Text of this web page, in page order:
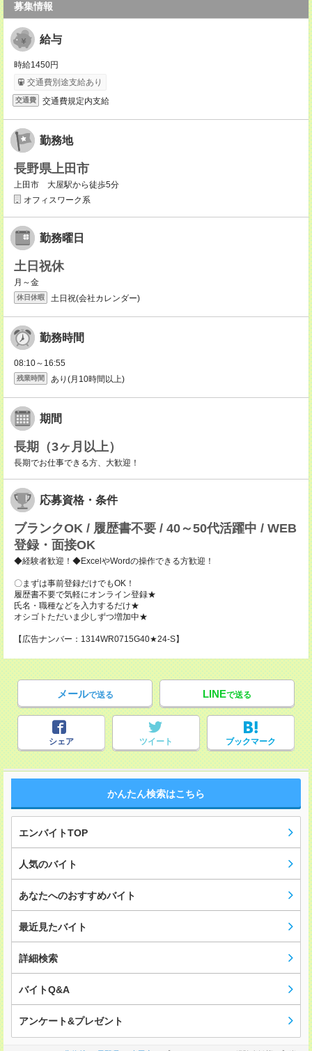
募集情報
給与
時給1450円
交通費別途支給あり
交通費 交通費規定内支給
勤務地
長野県上田市
上田市 大屋駅から徒歩5分
オフィスワーク系
勤務曜日
土日祝休
月～金
休日休暇 土日祝(会社カレンダー)
勤務時間
08:10～16:55
残業時間 あり(月10時間以上)
期間
長期（3ヶ月以上）
長期でお仕事できる方、大歓迎！
応募資格・条件
ブランクOK / 履歴書不要 / 40～50代活躍中 / WEB
登録・面接OK
◆経験者歓迎！◆ExcelやWordの操作できる方歓迎！
〇まずは事前登録だけでもOK！
履歴書不要で気軽にオンライン登録★
氏名・職種などを入力するだけ★
オシゴトただいま少しずつ増加中★
【広告ナンバー：1314WR0715G40★24-S】
メールで送る LINEで送る
シェア ツイート ブックマーク
かんたん検索はこちら
エンバイトTOP
人気のバイト
あなたへのおすすめバイト
最近見たバイト
詳細検索
バイトQ&A
アンケート&プレゼント